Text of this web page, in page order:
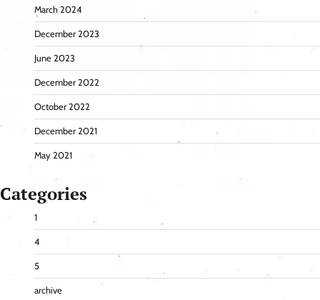
March 2024
December 2023
June 2023
December 2022
October 2022
December 2021
May 2021
Categories
1
4
5
archive